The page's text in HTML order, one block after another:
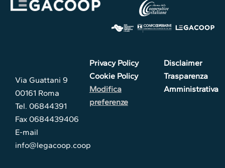
Via Guattani 9
00161 Roma
Tel. 06844391
Fax 0684439406
E-mail
info@legacoop.coop
Privacy Policy
Cookie Policy
Modifica
preferenze
Disclaimer
Trasparenza
Amministrativa